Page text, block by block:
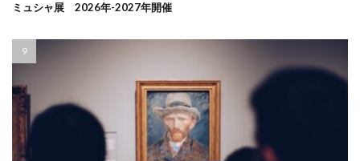
ミュシャ展 2026年-2027年開催